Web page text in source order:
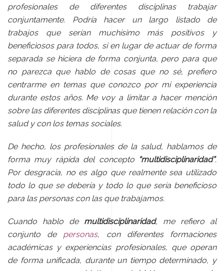
profesionales de diferentes disciplinas trabajar
conjuntamente. Podría hacer un largo listado de
trabajos que serían muchísimo más positivos y
beneficiosos para todos, si en lugar de actuar de forma
separada se hiciera de forma conjunta, pero para que
no parezca que hablo de cosas que no sé, prefiero
centrarme en temas que conozco por mi experiencia
durante estos años. Me voy a limitar a hacer mención
sobre las diferentes disciplinas que tienen relación con la
salud y con los temas sociales.
De hecho, los profesionales de la salud, hablamos de
forma muy rápida del concepto “multidisciplinaridad”.
Por desgracia, no es algo que realmente sea utilizado
todo lo que se debería y todo lo que sería beneficioso
para las personas con las que trabajamos.
Cuando hablo de multidisciplinaridad, me refiero al
conjunto de personas, con diferentes formaciones
académicas y experiencias profesionales, que operan
de forma unificada, durante un tiempo determinado, y